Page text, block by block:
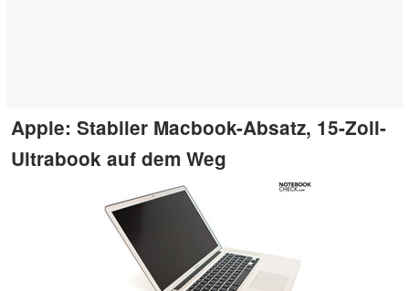
Apple: Stabiler Macbook-Absatz, 15-Zoll-
Ultrabook auf dem Weg